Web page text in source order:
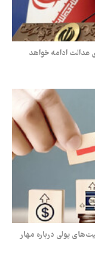
عدالت ادامه خواهد
پولی درباره مهار